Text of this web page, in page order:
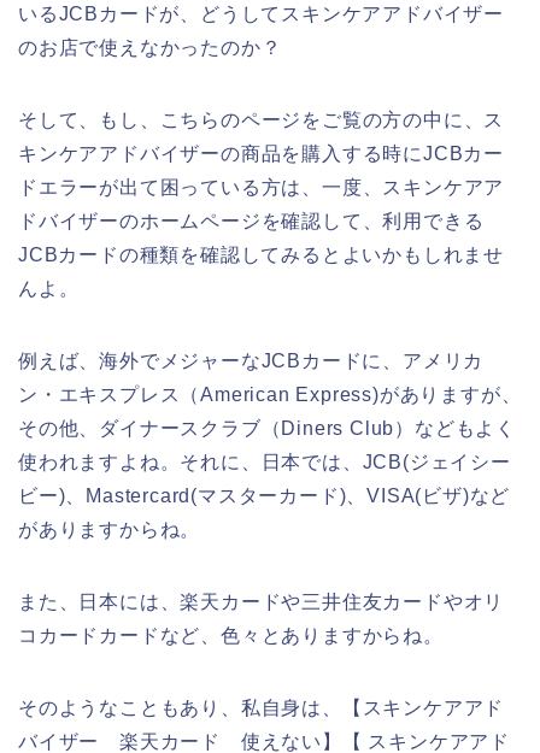
いるJCBカードが、どうしてスキンケアアドバイザー
のお店で使えなかったのか？
そして、もし、こちらのページをご覧の方の中に、ス
キンケアアドバイザーの商品を購入する時にJCBカー
ドエラーが出て困っている方は、一度、スキンケアア
ドバイザーのホームページを確認して、利用できる
JCBカードの種類を確認してみるとよいかもしれませ
んよ。
例えば、海外でメジャーなJCBカードに、アメリカ
ン・エキスプレス（American Express)がありますが、
その他、ダイナースクラブ（Diners Club）などもよく
使われますよね。それに、日本では、JCB(ジェイシー
ビー)、Mastercard(マスターカード)、VISA(ビザ)など
がありますからね。
また、日本には、楽天カードや三井住友カードやオリ
コカードカードなど、色々とありますからね。
そのようなこともあり、私自身は、【スキンケアアド
バイザー 楽天カード 使えない】【 スキンケアアド